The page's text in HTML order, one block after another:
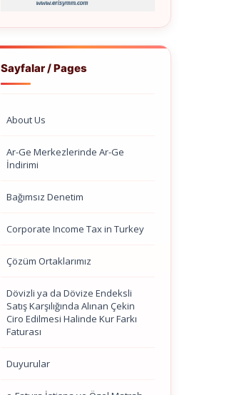
Sayfalar / Pages
About Us
Ar-Ge Merkezlerinde Ar-Ge
İndirimi
Bağımsız Denetim
Corporate Income Tax in Turkey
Çözüm Ortaklarımız
Dövizli ya da Dövize Endeksli
Satış Karşılığında Alınan Çekin
Ciro Edilmesi Halinde Kur Farkı
Faturası
Duyurular